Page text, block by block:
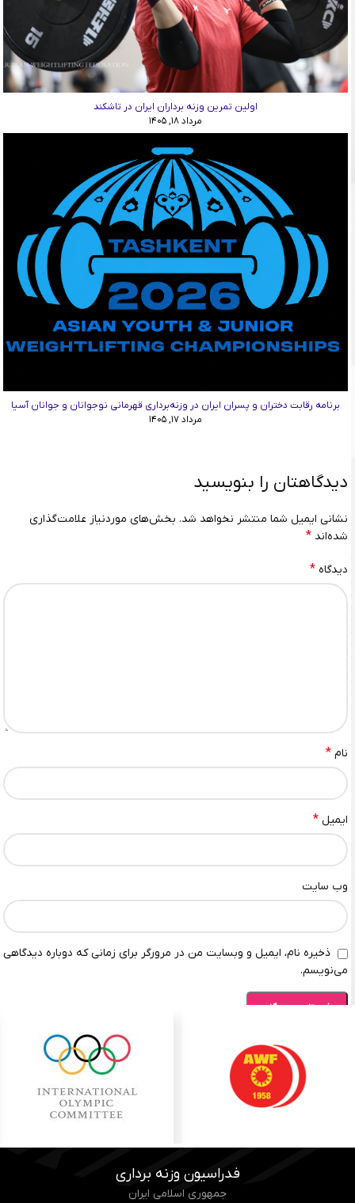
اولین تمرین وزنه برداران ایران در تاشکند
مرداد ۱۸, ۱۴۰۵
برنامه رقابت دختران و پسران ایران در وزنه‌برداری قهرمانی نوجوانان و جوانان آسیا
مرداد ۱۷, ۱۴۰۵
دیدگاهتان را بنویسید
نشانی ایمیل شما منتشر نخواهد شد. بخش‌های موردنیاز علامت‌گذاری
شده‌اند *
دیدگاه *
نام *
ایمیل *
وب‌ سایت
ذخیره نام، ایمیل و وبسایت من در مرورگر برای زمانی که دوباره دیدگاهی
می‌نویسم.
فدراسیون وزنه برداری
جمهوری اسلامی ایران